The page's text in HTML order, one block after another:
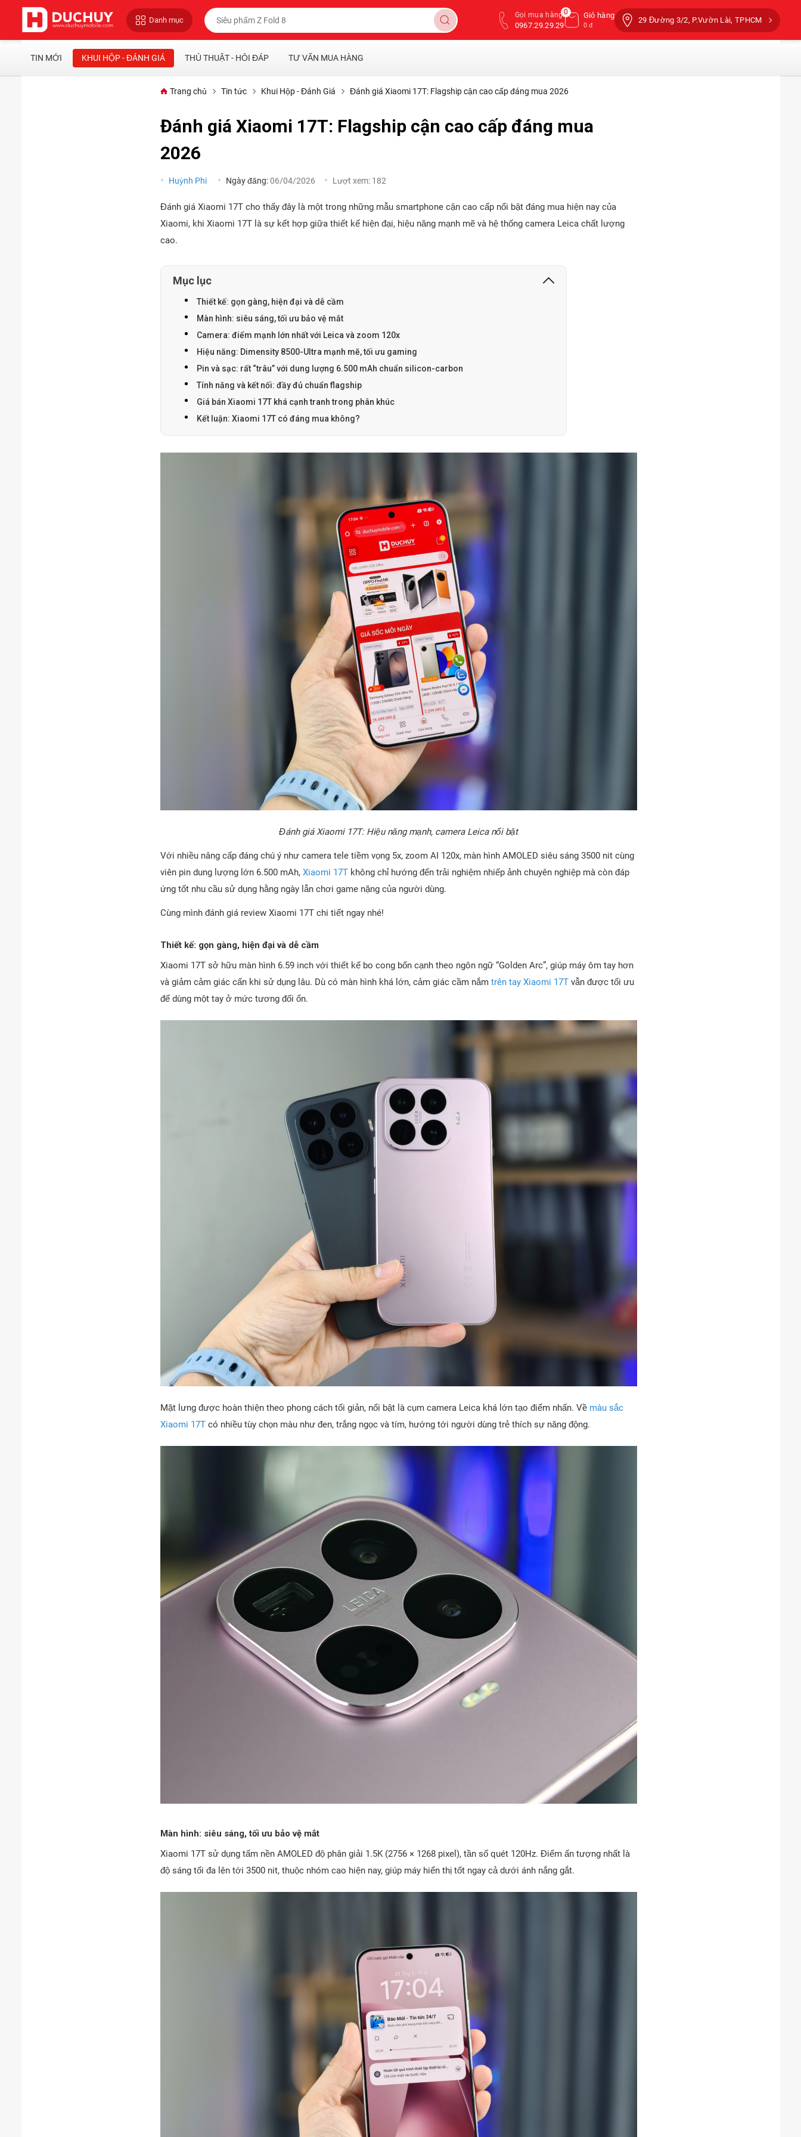
Danh mục
Gọi mua hàng
0967.29.29.29
Giỏ hàng
0 đ
0
29 Đường 3/2, P.Vườn Lài, TPHCM
TIN MỚI KHUI HỘP - ĐÁNH GIÁ THỦ THUẬT - HỎI ĐÁP TƯ VẤN MUA HÀNG
Trang chủ Tin tức Khui Hộp - Đánh Giá Đánh giá Xiaomi 17T: Flagship cận cao cấp đáng mua 2026
Đánh giá Xiaomi 17T: Flagship cận cao cấp đáng mua
2026
Huỳnh Phi Ngày đăng:06/04/2026 Lượt xem: 182
Đánh giá Xiaomi 17T cho thấy đây là một trong những mẫu smartphone cận cao cấp nổi bật đáng mua hiện nay của
Xiaomi, khi Xiaomi 17T là sự kết hợp giữa thiết kế hiện đại, hiệu năng mạnh mẽ và hệ thống camera Leica chất lượng
cao.
Mục lục
Thiết kế: gọn gàng, hiện đại và dễ cầm
Màn hình: siêu sáng, tối ưu bảo vệ mắt
Camera: điểm mạnh lớn nhất với Leica và zoom 120x
Hiệu năng: Dimensity 8500-Ultra mạnh mẽ, tối ưu gaming
Pin và sạc: rất “trâu” với dung lượng 6.500 mAh chuẩn silicon-carbon
Tính năng và kết nối: đầy đủ chuẩn flagship
Giá bán Xiaomi 17T khá cạnh tranh trong phân khúc
Kết luận: Xiaomi 17T có đáng mua không?
Đánh giá Xiaomi 17T: Hiệu năng mạnh, camera Leica nổi bật
Với nhiều nâng cấp đáng chú ý như camera tele tiềm vọng 5x, zoom AI 120x, màn hình AMOLED siêu sáng 3500 nit cùng
viên pin dung lượng lớn 6.500 mAh, Xiaomi 17Tkhông chỉ hướng đến trải nghiệm nhiếp ảnh chuyên nghiệp mà còn đáp
ứng tốt nhu cầu sử dụng hằng ngày lẫn chơi game nặng của người dùng.
Cùng mình đánh giá review Xiaomi 17T chi tiết ngay nhé!
Thiết kế: gọn gàng, hiện đại và dễ cầm
Xiaomi 17T sở hữu màn hình 6.59 inch với thiết kế bo cong bốn cạnh theo ngôn ngữ “Golden Arc”, giúp máy ôm tay hơn
và giảm cảm giác cấn khi sử dụng lâu. Dù có màn hình khá lớn, cảm giác cầm nắm trên tay Xiaomi 17Tvẫn được tối ưu
để dùng một tay ở mức tương đối ổn.
Mặt lưng được hoàn thiện theo phong cách tối giản, nổi bật là cụm camera Leica khá lớn tạo điểm nhấn. Về màu sắc
Xiaomi 17Tcó nhiều tùy chọn màu như đen, trắng ngọc và tím, hướng tới người dùng trẻ thích sự năng động.
Màn hình: siêu sáng, tối ưu bảo vệ mắt
Xiaomi 17T sử dụng tấm nền AMOLED độ phân giải 1.5K (2756 × 1268 pixel), tần số quét 120Hz. Điểm ấn tượng nhất là
độ sáng tối đa lên tới 3500 nit, thuộc nhóm cao hiện nay, giúp máy hiển thị tốt ngay cả dưới ánh nắng gắt.